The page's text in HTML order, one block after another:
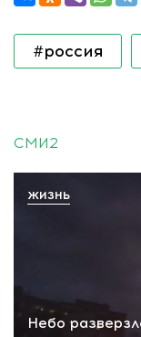
#россия
СМИ2
Небо
ЖИЗНЬ